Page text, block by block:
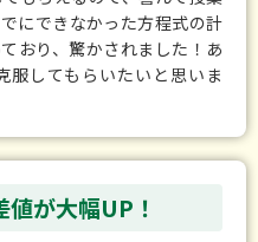
にできなかった方程式の計
おり、驚かされました！あ
服してもらいたいと思いま
が大幅UP！